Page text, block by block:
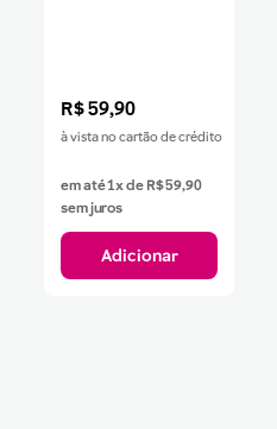
R$59,90
à vista no cartão de crédito
em até1x de R$59,90
sem juros
Adicionar